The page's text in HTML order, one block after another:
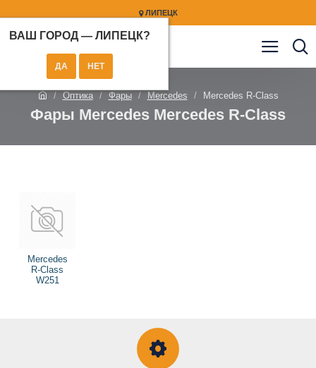
ЛИПЕЦК
ВАШ ГОРОД — ЛИПЕЦК?
Оптика Фары Mercedes Mercedes R-Class
Фары Mercedes Mercedes R-Class
Mercedes
R-Class
W251